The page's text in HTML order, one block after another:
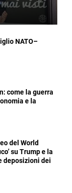
NATO–
come la guerra
e la
del World
su Trump e la
deposizioni dei